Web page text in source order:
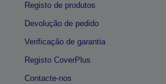
Registo de produtos
Devolução de pedido
Verificação de garantia
Registo CoverPlus
Contacte-nos